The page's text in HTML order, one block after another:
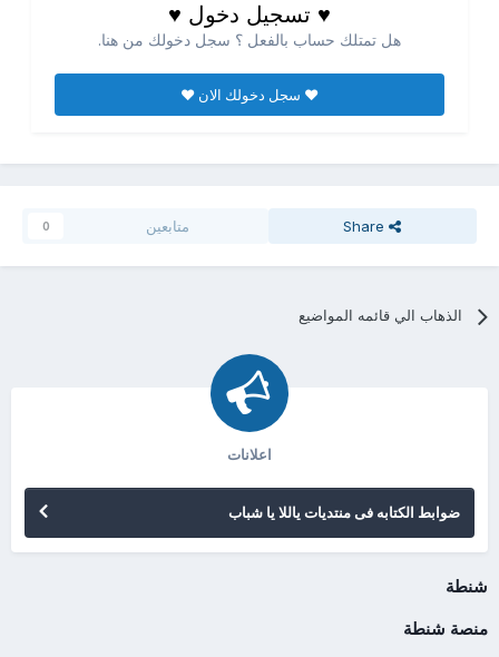
♥ تسجيل دخول ♥
هل تمتلك حساب بالفعل ؟ سجل دخولك من هنا.
♥ سجل دخولك الان ♥
Share متابعين 0
الذهاب الي قائمه المواضيع
اعلانات
ضوابط الكتابه فى منتديات ياللا يا شباب
شنطة
منصة شنطة